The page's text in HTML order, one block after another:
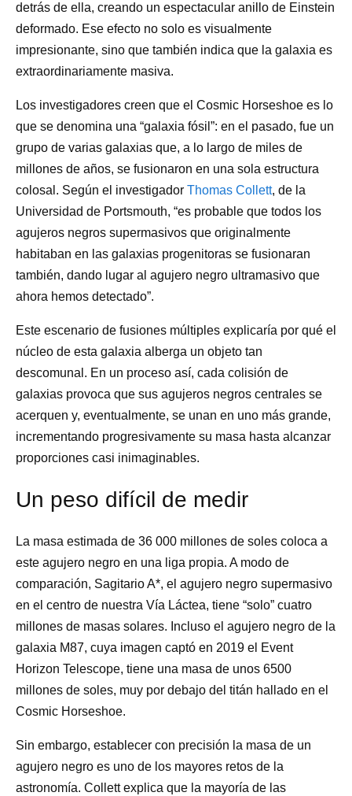
detrás de ella, creando un espectacular anillo de Einstein
deformado. Ese efecto no solo es visualmente
impresionante, sino que también indica que la galaxia es
extraordinariamente masiva.
Los investigadores creen que el Cosmic Horseshoe es lo
que se denomina una “galaxia fósil”: en el pasado, fue un
grupo de varias galaxias que, a lo largo de miles de
millones de años, se fusionaron en una sola estructura
colosal. Según el investigador Thomas Collett, de la
Universidad de Portsmouth, “es probable que todos los
agujeros negros supermasivos que originalmente
habitaban en las galaxias progenitoras se fusionaran
también, dando lugar al agujero negro ultramasivo que
ahora hemos detectado”.
Este escenario de fusiones múltiples explicaría por qué el
núcleo de esta galaxia alberga un objeto tan
descomunal. En un proceso así, cada colisión de
galaxias provoca que sus agujeros negros centrales se
acerquen y, eventualmente, se unan en uno más grande,
incrementando progresivamente su masa hasta alcanzar
proporciones casi inimaginables.
Un peso difícil de medir
La masa estimada de 36 000 millones de soles coloca a
este agujero negro en una liga propia. A modo de
comparación, Sagitario A*, el agujero negro supermasivo
en el centro de nuestra Vía Láctea, tiene “solo” cuatro
millones de masas solares. Incluso el agujero negro de la
galaxia M87, cuya imagen captó en 2019 el Event
Horizon Telescope, tiene una masa de unos 6500
millones de soles, muy por debajo del titán hallado en el
Cosmic Horseshoe.
Sin embargo, establecer con precisión la masa de un
agujero negro es uno de los mayores retos de la
astronomía. Collett explica que la mayoría de las